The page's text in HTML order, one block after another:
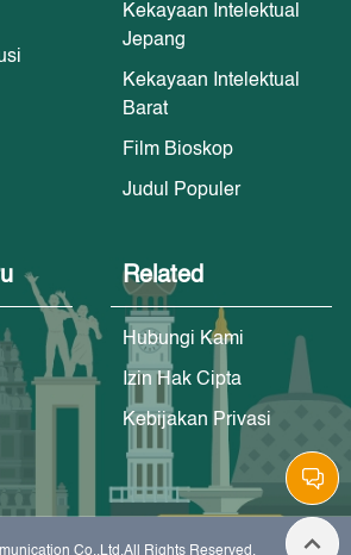
Kekayaan Intelektual
Jepang
Kekayaan Intelektual
Barat
Film Bioskop
Judul Populer
Related
Hubungi Kami
Izin Hak Cipta
Kebijakan Privasi
Co.,Ltd.All Rights Reserved.